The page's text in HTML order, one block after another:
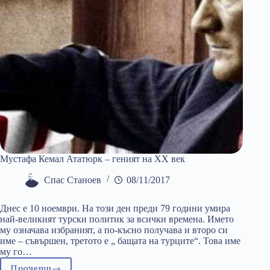
свободни
Мустафа Кемал Ататюрк – геният на XX век
Спас Станоев 08/11/2017
Днес е 10 ноември. На този ден преди 79 години умира
най-великият турски политик за всички времена. Името
му означава избраният, а по-късно получава и второ си
име – съвършен, третото е „ бащата на турците“. Това име
му го…